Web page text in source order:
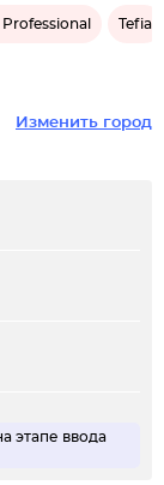
Tefia
Изменить город
этапе ввода